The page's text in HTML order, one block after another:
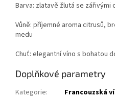
Barva: zlatavě žlutá se zářivými
Vůně: příjemné aroma citrusů,
medu
Chuť: elegantní víno s bohatou
Doplňkové parametry
Kategorie:
Francouzská